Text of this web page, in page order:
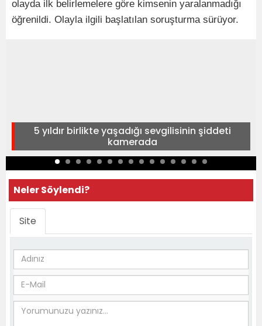
olayda ilk belirlemelere göre kimsenin yaralanmadığı
öğrenildi. Olayla ilgili başlatılan soruşturma sürüyor.
5 yıldır birlikte yaşadığı sevgilisinin şiddeti
kamerada
Neler Söylendi?
Site